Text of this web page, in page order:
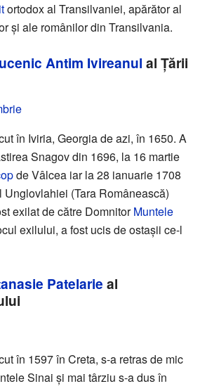
ortodox al Transilvaniei, apărător al
și ale românilor din Transilvania.
Antim Ivireanul al Țării
în Iviria, Georgia de azi, în 1650. A
Snagov din 1696, la 16 martie
de Vâlcea iar la 28 ianuarie 1708
Unglovlahiei (Tara Românească)
exilat de către DomnitorMuntele
exilului, a fost ucis de ostașii ce-l
Patelarie al
în 1597 în Creta, s-a retras de mic
Sinai și mai târziu s-a dus în